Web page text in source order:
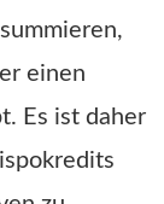
einen
Es ist daher